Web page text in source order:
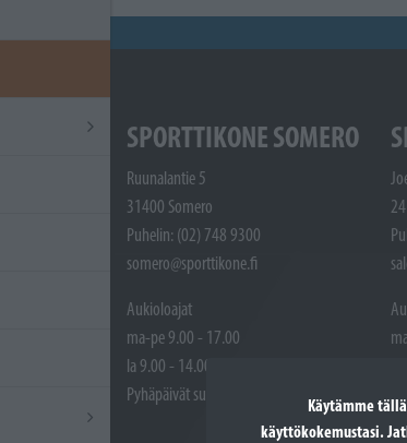
Käytämme
käyttökokemustasi.
SPORTTIKONE SOMERO
Ruunalantie 5
31400 Somero
Puhelin: (02) 748 9300
somero@sporttikone.fi
Aukioloajat
ma-pe 9.00 - 17.00
la 9.00 - 14.00
Pyhäpäivät suljettuna